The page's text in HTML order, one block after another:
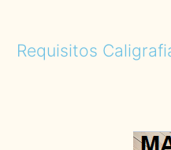
Requisitos